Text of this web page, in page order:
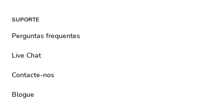
SUPORTE
Perguntas frequentes
Live Chat
Contacte-nos
Blogue